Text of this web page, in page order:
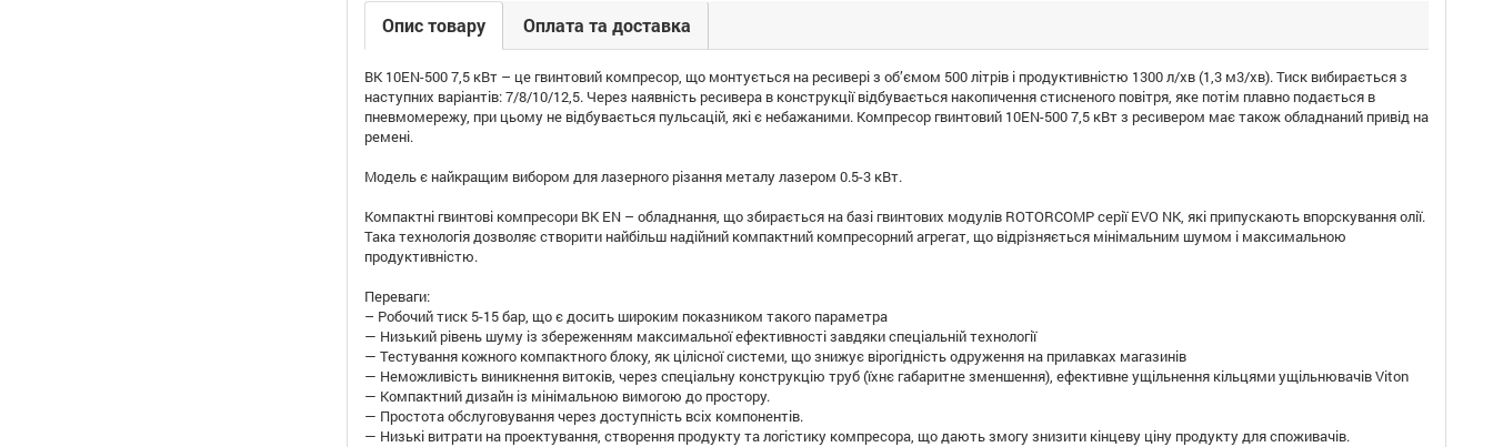
Опис товару Оплата та доставка
ВК 10EN-500 7,5 кВт – це гвинтовий компресор, що монтується на ресивері з об’ємом 500 літрів і продуктивністю 1300 л/хв (1,3 м3/хв). Тиск вибирається з
наступних варіантів: 7/8/10/12,5. Через наявність ресивера в конструкції відбувається накопичення стисненого повітря, яке потім плавно подається в
пневмомережу, при цьому не відбувається пульсацій, які є небажаними. Компресор гвинтовий 10EN-500 7,5 кВт з ресивером має також обладнаний привід на
ремені.
Модель є найкращим вибором для лазерного різання металу лазером 0.5-3 кВт.
Компактні гвинтові компресори BK EN – обладнання, що збирається на базі гвинтових модулів ROTORCOMP серії EVO NK, які припускають впорскування олії.
Така технологія дозволяє створити найбільш надійний компактний компресорний агрегат, що відрізняється мінімальним шумом і максимальною
продуктивністю.
Переваги:
– Робочий тиск 5-15 бар, що є досить широким показником такого параметра
— Низький рівень шуму із збереженням максимальної ефективності завдяки спеціальній технології
— Тестування кожного компактного блоку, як цілісної системи, що знижує вірогідність одруження на прилавках магазинів
— Неможливість виникнення витоків, через спеціальну конструкцію труб (їхнє габаритне зменшення), ефективне ущільнення кільцями ущільнювачів Viton
— Компактний дизайн із мінімальною вимогою до простору.
— Простота обслуговування через доступність всіх компонентів.
— Низькі витрати на проектування, створення продукту та логістику компресора, що дають змогу знизити кінцеву ціну продукту для споживачів.